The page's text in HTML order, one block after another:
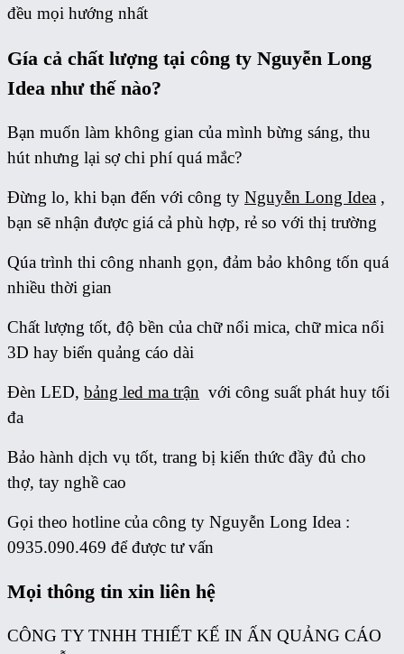
đều mọi hướng nhất
Gía cả chất lượng tại công ty Nguyễn Long
Idea như thế nào?
Bạn muốn làm không gian của mình bừng sáng, thu
hút nhưng lại sợ chi phí quá mắc?
Đừng lo, khi bạn đến với công ty Nguyễn Long Idea ,
bạn sẽ nhận được giá cả phù hợp, rẻ so với thị trường
Qúa trình thi công nhanh gọn, đảm bảo không tốn quá
nhiều thời gian
Chất lượng tốt, độ bền của chữ nổi mica, chữ mica nổi
3D hay biển quảng cáo dài
Đèn LED, bảng led ma trận với công suất phát huy tối
đa
Bảo hành dịch vụ tốt, trang bị kiến thức đầy đủ cho
thợ, tay nghề cao
Gọi theo hotline của công ty Nguyễn Long Idea :
0935.090.469 để được tư vấn
Mọi thông tin xin liên hệ
CÔNG TY TNHH THIẾT KẾ IN ẤN QUẢNG CÁO